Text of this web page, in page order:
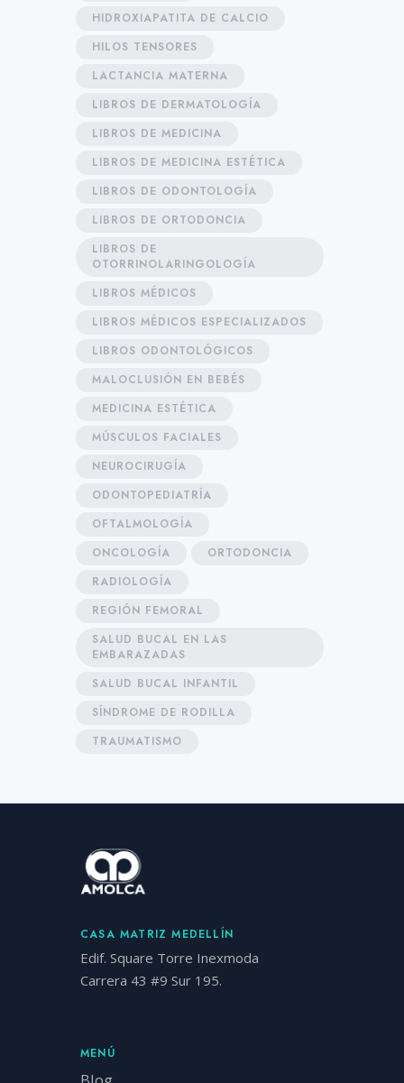
HIDROXIAPATITA DE CALCIO
HILOS TENSORES
LACTANCIA MATERNA
LIBROS DE DERMATOLOGÍA
LIBROS DE MEDICINA
LIBROS DE MEDICINA ESTÉTICA
LIBROS DE ODONTOLOGÍA
LIBROS DE ORTODONCIA
LIBROS DE
OTORRINOLARINGOLOGÍA
LIBROS MÉDICOS
LIBROS MÉDICOS ESPECIALIZADOS
LIBROS ODONTOLÓGICOS
MALOCLUSIÓN EN BEBÉS
MEDICINA ESTÉTICA
MÚSCULOS FACIALES
NEUROCIRUGÍA
ODONTOPEDIATRÍA
OFTALMOLOGÍA
ONCOLOGÍA
ORTODONCIA
RADIOLOGÍA
REGIÓN FEMORAL
SALUD BUCAL EN LAS
EMBARAZADAS
SALUD BUCAL INFANTIL
SÍNDROME DE RODILLA
TRAUMATISMO
CASA MATRIZ MEDELLÍN
Edif. Square Torre Inexmoda
Carrera 43 #9 Sur 195.
MENÚ